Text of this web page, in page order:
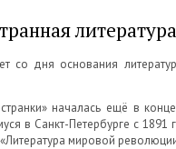
со дня основания
началась ещё в
в Санкт-Петербурге с
мировой